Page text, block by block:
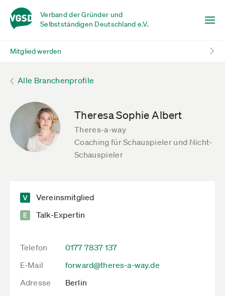
Verband der Gründer und
Selbstständigen Deutschland e.V.
Mitglied werden
Alle Branchenprofile
Theresa Sophie Albert
Theres-a-way
Coaching für Schauspieler und Nicht-
Schauspieler
Vereinsmitglied
Talk-Expertin
Telefon
0177 7837 137
E-Mail
forward@theres-a-way.de
Adresse
Berlin